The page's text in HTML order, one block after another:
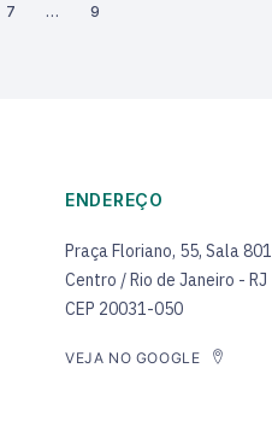
7 … 9
ENDEREÇO
Praça Floriano, 55, Sala 801
Centro / Rio de Janeiro - RJ
CEP 20031-050
VEJA NO GOOGLE